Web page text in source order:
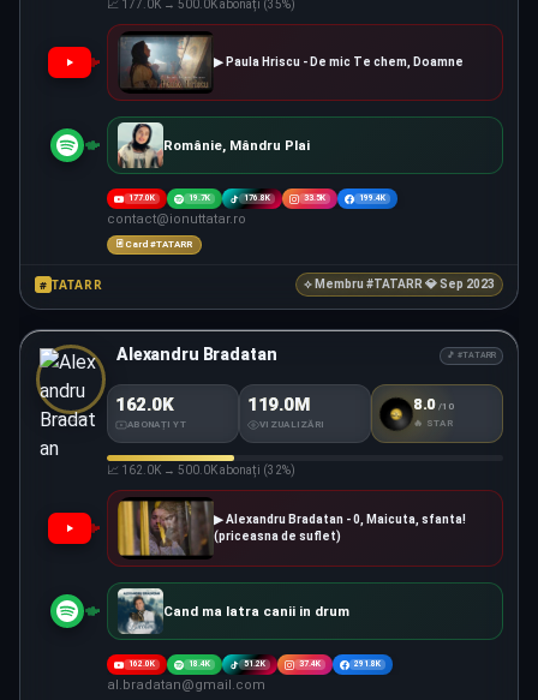
📈 177.0K → 500.0K abonați (35%)
▶ Paula Hriscu - De mic Te chem, Doamne
Românie, Mândru Plai
177.0K 19.7K 176.8K 33.5K 199.4K
contact@ionuttatar.ro
🃏 Card #TATARR
# TATARR ⟡ Membru #TATARR 💎 Sep 2023
FOLCLOR
Alexandru Bradatan 🎵 #TATARR
162.0K
ABONAȚI YT
119.0M
VIZUALIZĂRI
8.0 /10
🔥 STAR
📈 162.0K → 500.0K abonați (32%)
▶ Alexandru Bradatan - 0, Maicuta, sfanta!
(priceasna de suflet)
Cand ma latra canii in drum
162.0K 18.4K 51.2K 37.4K 291.8K
al.bradatan@gmail.com